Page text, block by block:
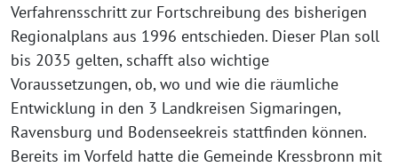
Verfahrensschritt zur Fortschreibung des bis­he­ri­gen
Regionalplans aus 1996 ent­schie­den. Dieser Plan soll
bis 2035 gel­ten, schafft also wich­ti­ge
Voraussetzungen, ob, wo und wie die räum­li­che
Entwicklung in den 3 Landkreisen Sigmaringen,
Ravensburg und Bodenseekreis statt­fin­den kön­nen.
Bereits im Vorfeld hat­te die Gemeinde Kressbronn mit